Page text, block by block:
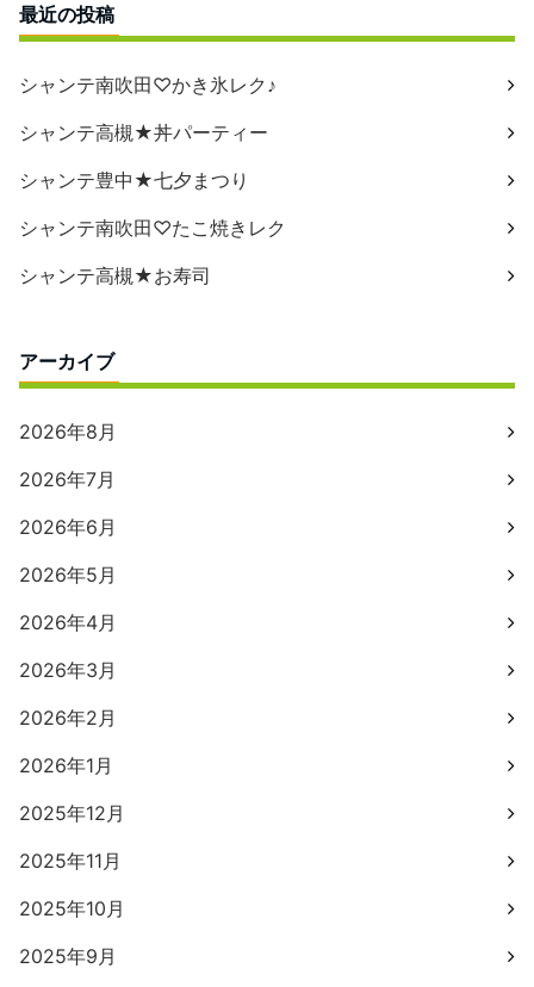
最近の投稿
シャンテ南吹田♡かき氷レク♪
シャンテ高槻★丼パーティー
シャンテ豊中★七夕まつり
シャンテ南吹田♡たこ焼きレク
シャンテ高槻★お寿司
アーカイブ
2026年8月
2026年7月
2026年6月
2026年5月
2026年4月
2026年3月
2026年2月
2026年1月
2025年12月
2025年11月
2025年10月
2025年9月